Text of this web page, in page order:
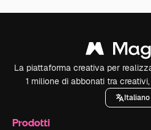
La piattaforma creativa per
1 milione di abbonati tra
Italiano
Prodotti